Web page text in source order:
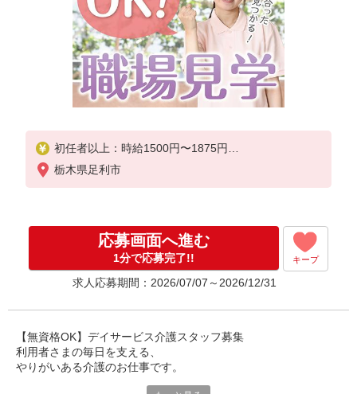
初任者以上：時給1500円〜1875円
無資格の方：時給1400円〜1750円
栃木県足利市
応募画面へ進む
1分で応募完了!! キープ
求人応募期間：2026/07/07～2026/12/31
【無資格OK】デイサービス介護スタッフ募集
利用者さまの毎日を支える、
やりがいある介護のお仕事です。